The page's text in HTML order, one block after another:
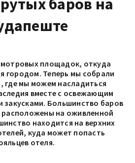
баров на
площадок, откуда
городом. Теперь мы собрали
где мы можем насладиться
вместе с освежающим
закусками. Большинство баров
расположены на оживленной
находится на верхних
куда может попасть
отеля.